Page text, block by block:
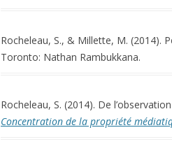
Rocheleau, S., & Millette, M. (2014).
Toronto: Nathan Rambukkana.
Rocheleau, S. (2014). De
Concentration de la propriété